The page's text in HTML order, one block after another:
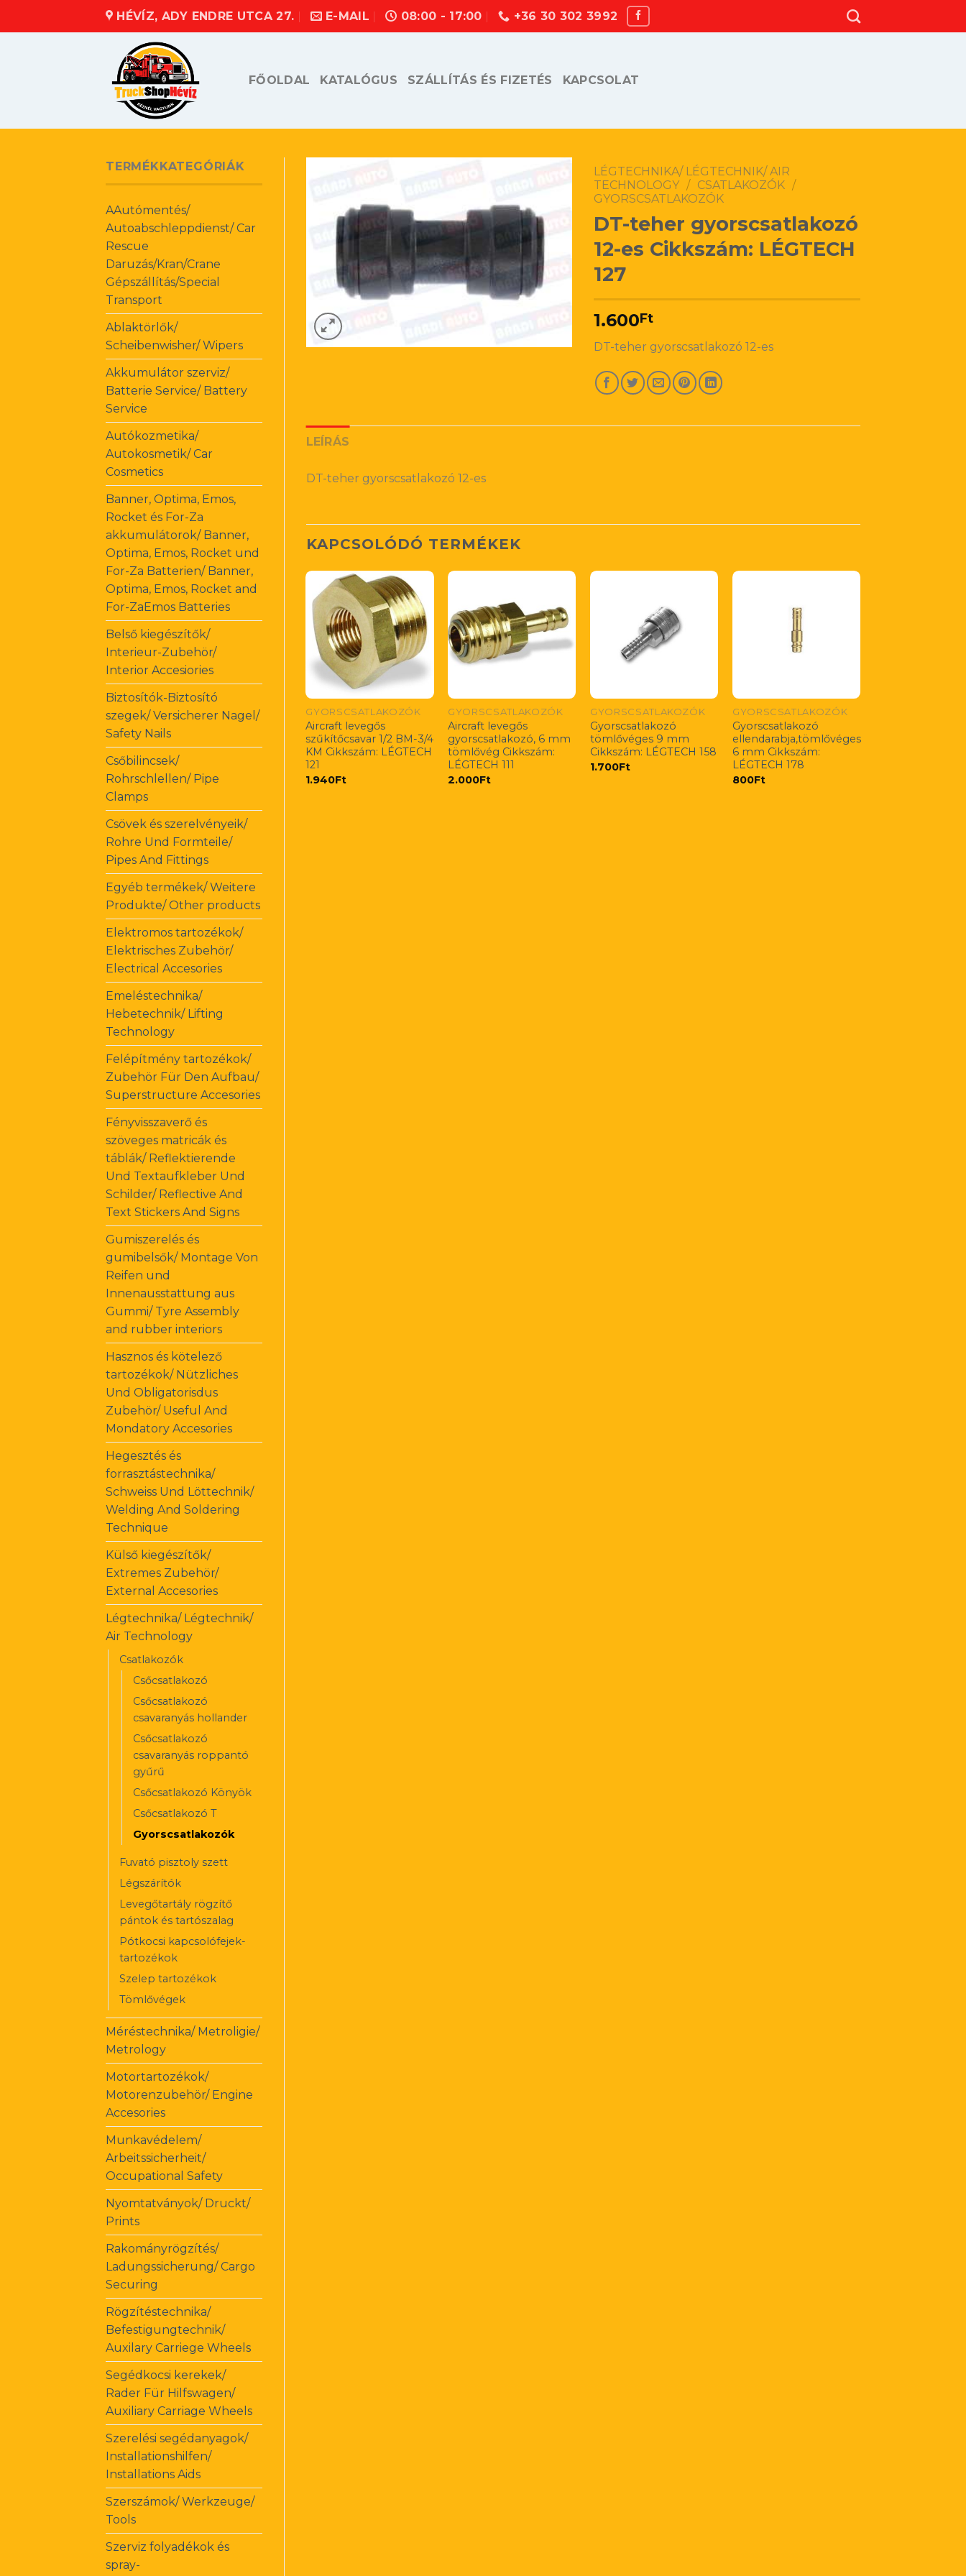
HÉVÍZ, ADY ENDRE UTCA 27. E-MAIL 08:00 - 17:00 +36 30 302 3992
FŐOLDAL KATALÓGUS SZÁLLÍTÁS ÉS FIZETÉS KAPCSOLAT
TERMÉKKATEGÓRIÁK
AAutómentés/
Autoabschleppdienst/ Car
Rescue
Daruzás/Kran/Crane
Gépszállítás/Special
Transport
Ablaktörlők/
Scheibenwisher/ Wipers
Akkumulátor szerviz/
Batterie Service/ Battery
Service
Autókozmetika/
Autokosmetik/ Car
Cosmetics
Banner, Optima, Emos,
Rocket és For-Za
akkumulátorok/ Banner,
Optima, Emos, Rocket und
For-Za Batterien/ Banner,
Optima, Emos, Rocket and
For-ZaEmos Batteries
Belső kiegészítők/
Interieur-Zubehör/
Interior Accesiories
Biztosítók-Biztosító
szegek/ Versicherer Nagel/
Safety Nails
Csőbilincsek/
Rohrschlellen/ Pipe
Clamps
Csövek és szerelvényeik/
Rohre Und Formteile/
Pipes And Fittings
Egyéb termékek/ Weitere
Produkte/ Other products
Elektromos tartozékok/
Elektrisches Zubehör/
Electrical Accesories
Emeléstechnika/
Hebetechnik/ Lifting
Technology
Felépítmény tartozékok/
Zubehör Für Den Aufbau/
Superstructure Accesories
Fényvisszaverő és
szöveges matricák és
táblák/ Reflektierende
Und Textaufkleber Und
Schilder/ Reflective And
Text Stickers And Signs
Gumiszerelés és
gumibelsők/ Montage Von
Reifen und
Innenausstattung aus
Gummi/ Tyre Assembly
and rubber interiors
Hasznos és kötelező
tartozékok/ Nützliches
Und Obligatorisdus
Zubehör/ Useful And
Mondatory Accesories
Hegesztés és
forrasztástechnika/
Schweiss Und Löttechnik/
Welding And Soldering
Technique
Külső kiegészítők/
Extremes Zubehör/
External Accesories
Légtechnika/ Légtechnik/
Air Technology
Csatlakozók
Csőcsatlakozó
Csőcsatlakozó
csavaranyás hollander
Csőcsatlakozó
csavaranyás roppantó
gyűrű
Csőcsatlakozó Könyök
Csőcsatlakozó T
Gyorscsatlakozók
Fuvató pisztoly szett
Légszárítók
Levegőtartály rögzítő
pántok és tartószalag
Pótkocsi kapcsolófejek-
tartozékok
Szelep tartozékok
Tömlővégek
Méréstechnika/ Metroligie/
Metrology
Motortartozékok/
Motorenzubehör/ Engine
Accesories
Munkavédelem/
Arbeitssicherheit/
Occupational Safety
Nyomtatványok/ Druckt/
Prints
Rakományrögzítés/
Ladungssicherung/ Cargo
Securing
Rögzítéstechnika/
Befestigungtechnik/
Auxilary Carriege Wheels
Segédkocsi kerekek/
Rader Für Hilfswagen/
Auxiliary Carriage Wheels
Szerelési segédanyagok/
Installationshilfen/
Installations Aids
Szerszámok/ Werkzeuge/
Tools
Szerviz folyadékok és
spray-
LÉGTECHNIKA/ LÉGTECHNIK/ AIR
TECHNOLOGY / CSATLAKOZÓK /
GYORSCSATLAKOZÓK
DT-teher gyorscsatlakozó
12-es Cikkszám: LÉGTECH
127
1.600Ft
DT-teher gyorscsatlakozó 12-es
LEÍRÁS
DT-teher gyorscsatlakozó 12-es
KAPCSOLÓDÓ TERMÉKEK
GYORSCSATLAKOZÓK
Aircraft levegős
szűkítőcsavar 1/2 BM-3/4
KM Cikkszám: LÉGTECH
121
1.940Ft
GYORSCSATLAKOZÓK
Aircraft levegős
gyorscsatlakozó, 6 mm
tömlővég Cikkszám:
LÉGTECH 111
2.000Ft
GYORSCSATLAKOZÓK
Gyorscsatlakozó
tömlővéges 9 mm
Cikkszám: LÉGTECH 158
1.700Ft
GYORSCSATLAKOZÓK
Gyorscsatlakozó
ellendarabja,tömlővéges
6 mm Cikkszám:
LÉGTECH 178
800Ft